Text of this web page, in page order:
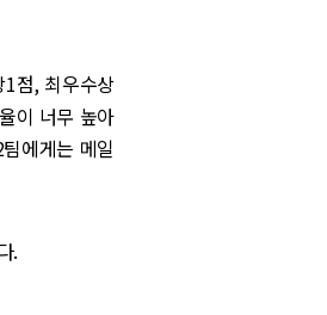
점, 최우수상
이 너무 높아
에게는 메일
.